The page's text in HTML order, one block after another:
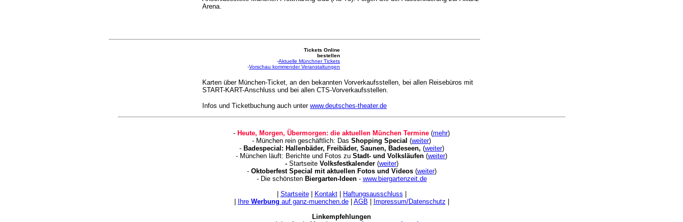
Arena.
Tickets Online
bestellen
-Aktuelle Münchner Tickets
-Vorschau kommender Veranstaltungen
Karten über München-Ticket, an den bekannten Vorverkaufsstellen, bei allen Reisebüros mit
START-KART-Anschluss und bei allen CTS-Vorverkaufsstellen.
Infos und Ticketbuchung auch unter www.deutsches-theater.de
- Heute, Morgen, Übermorgen: die aktuellen München Termine (mehr)
- München rein geschäftlich: Das Shopping Special (weiter)
- Badespecial: Hallenbäder, Freibäder, Saunen, Badeseen, (weiter)
- München läuft: Berichte und Fotos zu Stadt- und Volksläufen (weiter)
- Startseite Volksfestkalender (weiter)
- Oktoberfest Special mit aktuellen Fotos und Videos (weiter)
- Die schönsten Biergarten-Ideen- www.biergartenzeit.de
Startseite Kontakt| Haftungsausschluss
Ihre Werbung auf ganz-muenchen.de| AGB Impressum/Datenschutz
Linkempfehlungen